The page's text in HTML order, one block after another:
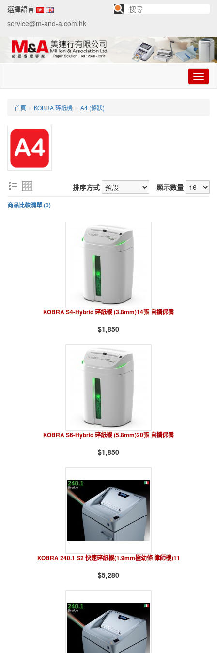
選擇語言
service@m-and-a.com.hk
切
换
首頁 » KOBRA 碎紙機 » A4 (條狀)
顯示數量
排序方式
商品比較清單 (0)
KOBRA S4-Hybrid 碎紙機 (3.8mm)14張 自攜保養
$1,850
KOBRA S6-Hybrid 碎紙機 (5.8mm)20張 自攜保養
$1,850
KOBRA 240.1 S2 快速碎紙機(1.9mm極幼條 律師樓)11
$5,280